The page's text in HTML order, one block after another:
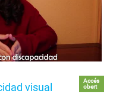
visual
Accés
obert